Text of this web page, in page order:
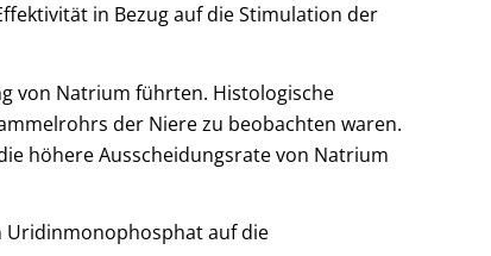
in Bezug auf die Stimulation der
von Natrium führten. Histologische
der Niere zu beobachten waren.
höhere Ausscheidungsrate von Natrium
Uridinmonophosphat auf die